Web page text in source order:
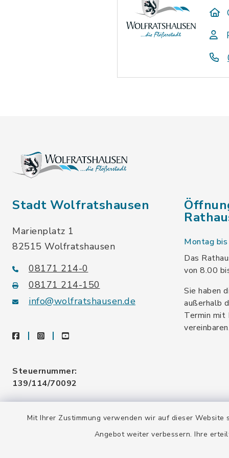
Mit Ihrer Zustimmung verwenden wir auf dieser
Angebot weiter verbessern. Ihre
Stadt Wolfratshausen
Marienplatz 1
82515 Wolfratshausen
08171 214-0
08171 214-150
info@wolfratshausen.de
facebookinstagramyoutube
Steuernummer:
139/114/70092
DE128 378 377
Montag
Das
von 8.00
Sie haben
außerhalb
Termin mit